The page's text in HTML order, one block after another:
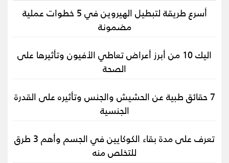
أسرع طريقة لتبطيل الهيروين في 5 خطوات عملية
مضمونة
اليك 10 من أبرز أعراض تعاطي الأفيون وتأثيرها على
الصحة
7 حقائق طبية عن الحشيش والجنس وتأثيره على القدرة
الجنسية
تعرف على مدة بقاء الكوكايين في الجسم وأهم 3 طرق
للتخلص منه